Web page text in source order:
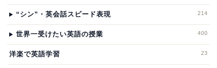
“シン”・英会話スピード表現 214
世界一受けたい英語の授業 400
洋楽で英語学習 23